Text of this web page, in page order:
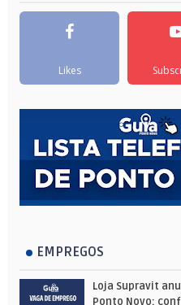
Likes
EMPREGOS
Loja Supravit
Ponto Novo;